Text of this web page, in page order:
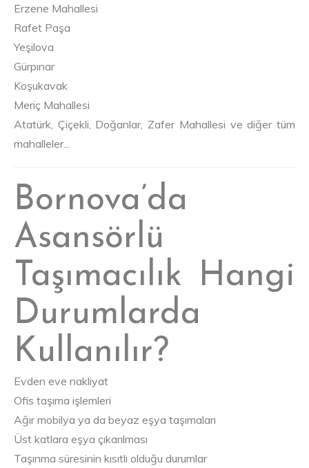
Erzene Mahallesi
Rafet Paşa
Yeşilova
Gürpınar
Koşukavak
Meriç Mahallesi
Atatürk, Çiçekli, Doğanlar, Zafer Mahallesi ve diğer tüm
mahalleler...
Bornova’da
Asansörlü
Taşımacılık Hangi
Durumlarda
Kullanılır?
Evden eve nakliyat
Ofis taşıma işlemleri
Ağır mobilya ya da beyaz eşya taşımaları
Üst katlara eşya çıkarılması
Taşınma süresinin kısıtlı olduğu durumlar